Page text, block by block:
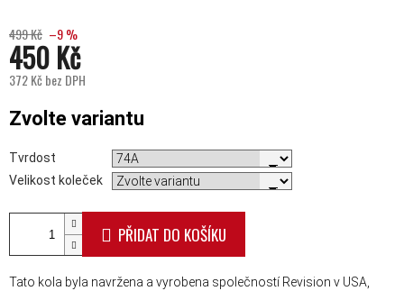
499 Kč –9 %
450 Kč
372 Kč bez DPH
Zvolte variantu
Tvrdost
Velikost koleček
PŘIDAT DO KOŠÍKU
Tato kola byla navržena a vyrobena společností Revision v USA,